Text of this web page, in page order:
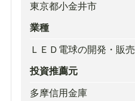
東京都小金井市
業種
ＬＥＤ電球の開発・販売
投資推薦元
多摩信用金庫